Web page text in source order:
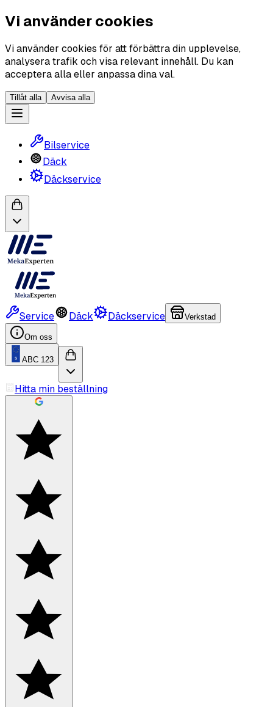
Vi använder cookies
Vi använder cookies för att förbättra din upplevelse,
analysera trafik och visa relevant innehåll. Du kan
acceptera alla eller anpassa dina val.
Tillåt alla Avvisa alla
Bilservice
Däck
Däckservice
Service Däck Däckservice Verkstad
Om oss
ABC 123
Hitta min beställning